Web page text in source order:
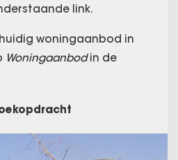
link.
woningaanbod in
Woningaanbodin de